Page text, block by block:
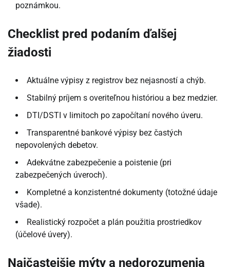
poznámkou.
Checklist pred podaním ďalšej
žiadosti
Aktuálne výpisy z registrov bez nejasností a chýb.
Stabilný príjem s overiteľnou históriou a bez medzier.
DTI/DSTI v limitoch po započítaní nového úveru.
Transparentné bankové výpisy bez častých
nepovolených debetov.
Adekvátne zabezpečenie a poistenie (pri
zabezpečených úveroch).
Kompletné a konzistentné dokumenty (totožné údaje
všade).
Realistický rozpočet a plán použitia prostriedkov
(účelové úvery).
Najčastejšie mýty a nedorozumenia